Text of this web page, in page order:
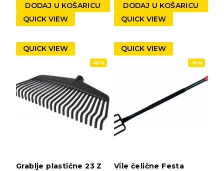
DODAJ U KOŠARICU
QUICK VIEW
DODAJ U KOŠARICU
QUICK VIEW
QUICK VIEW
-15%
Grablje plastične 23 Z
QUICK VIEW
-15%
Vile čelične Festa